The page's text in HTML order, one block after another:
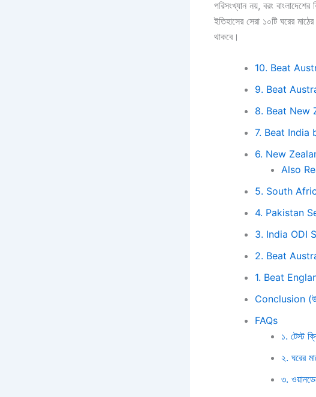
পরিসংখ্যান নয়, বরং
ইতিহাসের সেরা ১০টি ঘরের
থাকবে।
10. Beat
9. Beat
8. Beat New
7. Beat India
6. New
Also
5. South
4. Pakistan
3. India ODI
2. Beat
1. Beat
Conclusion
FAQs
১. টেস্ট
২. ঘরের
৩.